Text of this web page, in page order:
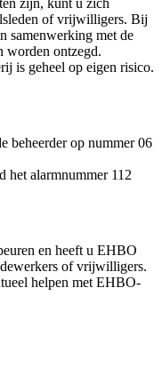
zijn, kunt u zich
of vrijwilligers. Bij
samenwerking met de
worden ontzegd.
is geheel op eigen risico.
beheerder op nummer 06
het alarmnummer 112
en heeft u EHBO
of vrijwilligers.
helpen met EHBO-